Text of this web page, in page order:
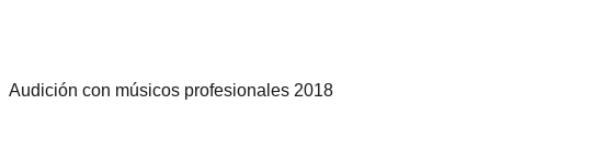
Audición con músicos profesionales 2018